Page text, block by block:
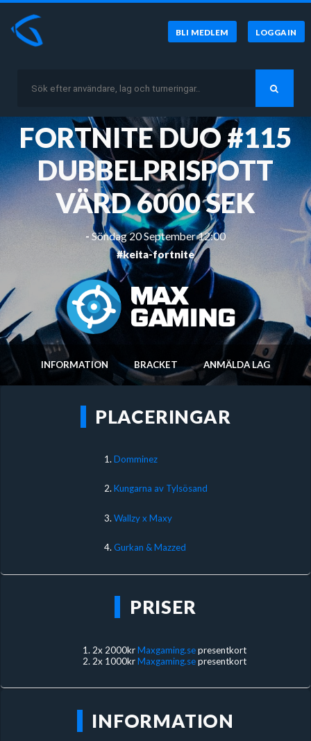
BLI MEDLEM LOGGA IN
FORTNITE DUO #115
DUBBELPRISPOTT
VÄRD 6000 SEK
- Söndag 20 September 12:00
#keita-fortnite
INFORMATION BRACKET ANMÄLDA LAG
PLACERINGAR
1. Domminez
2.Kungarna av Tylsösand
3. Wallzy x Maxy
4.Gurkan & Mazzed
PRISER
2x 2000krMaxgaming.sepresentkort
2x 1000krMaxgaming.sepresentkort
INFORMATION